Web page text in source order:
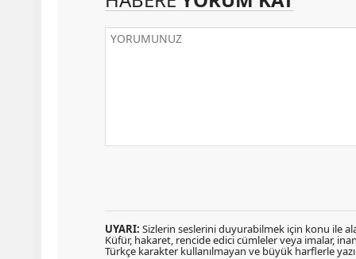
UYARI: Sizlerin seslerini duyurabilmek için konu ile
Küfür, hakaret, rencide edici cümleler veya imalar,
Türkçe karakter kullanılmayan ve büyük harflerle